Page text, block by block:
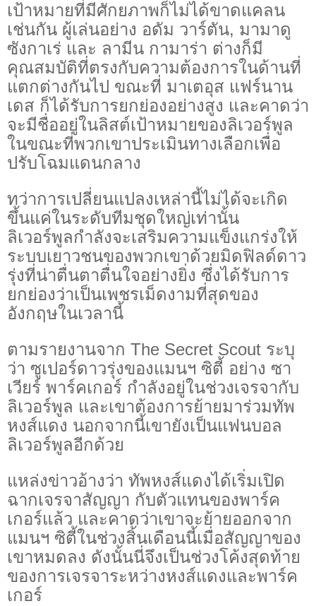
เป้าหมายที่มีศักยภาพก็ไม่ได้ขาดแคลน
เช่นกัน ผู้เล่นอย่าง อดัม วาร์ตัน, มามาดู
ซังกาเร่ และ ลามีน กามาร่า ต่างก็มี
คุณสมบัติที่ตรงกับความต้องการในด้านที่
แตกต่างกันไป ขณะที่ มาเตอุส แฟร์นาน
เดส ก็ได้รับการยกย่องอย่างสูง และคาดว่า
จะมีชื่ออยู่ในลิสต์เป้าหมายของลิเวอร์พูล
ในขณะที่พวกเขาประเมินทางเลือกเพื่อ
ปรับโฉมแดนกลาง
ทว่าการเปลี่ยนแปลงเหล่านี้ไม่ได้จะเกิด
ขึ้นแค่ในระดับทีมชุดใหญ่เท่านั้น
ลิเวอร์พูลกำลังจะเสริมความแข็งแกร่งให้
ระบบเยาวชนของพวกเขาด้วยมิดฟิลด์ดาว
รุ่งที่น่าตื่นตาตื่นใจอย่างยิ่ง ซึ่งได้รับการ
ยกย่องว่าเป็นเพชรเม็ดงามที่สุดของ
อังกฤษในเวลานี้
ตามรายงานจาก The Secret Scout ระบุ
ว่า ซูเปอร์ดาวรุ่งของแมนฯ ซิตี้ อย่าง ซา
เวียร์ พาร์คเกอร์ กำลังอยู่ในช่วงเจรจากับ
ลิเวอร์พูล และเขาต้องการย้ายมาร่วมทัพ
หงส์แดง นอกจากนี้เขายังเป็นแฟนบอล
ลิเวอร์พูลอีกด้วย
แหล่งข่าวอ้างว่า ทัพหงส์แดงได้เริ่มเปิด
ฉากเจรจาสัญญา กับตัวแทนของพาร์ค
เกอร์แล้ว และคาดว่าเขาจะย้ายออกจาก
แมนฯ ซิตี้ในช่วงสิ้นเดือนนี้เมื่อสัญญาของ
เขาหมดลง ดังนั้นนี่จึงเป็นช่วงโค้งสุดท้าย
ของการเจรจาระหว่างหงส์แดงและพาร์ค
เกอร์